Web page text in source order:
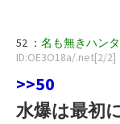
52 ： 名も無きハンタ
ID:OE3O18a/.net[2/2]
>>50
水爆は最初